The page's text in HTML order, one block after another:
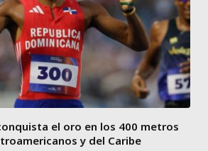
el oro en los 400 metros
y del Caribe